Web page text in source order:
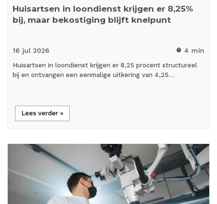
Huisartsen in loondienst krijgen er 8,25%
bij, maar bekostiging blijft knelpunt
16 jul 2026 timer 4 min
Huisartsen in loondienst krijgen er 8,25 procent structureel
bij en ontvangen een eenmalige uitkering van 4,25…
Lees verder »